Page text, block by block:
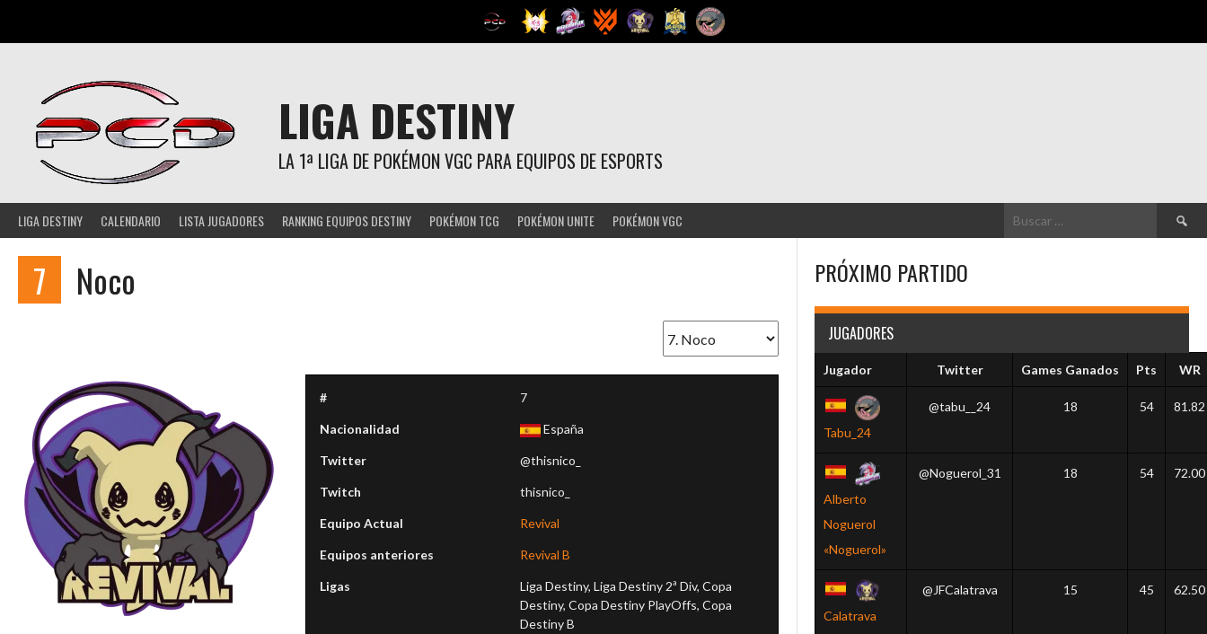
contenido
LIGA DESTINY
LA 1ª LIGA DE POKÉMON VGC PARA EQUIPOS DE ESPORTS
LIGA DESTINY CALENDARIO LISTA JUGADORES RANKING EQUIPOS DESTINY POKÉMON TCG POKÉMON UNITE POKÉMON VGC Buscar:
7 Noco
# 7
Nacionalidad España
Twitter @thisnico_
Twitch thisnico_
Equipo Actual Revival
Equipos anteriores Revival B
Ligas
Liga Destiny, Liga Destiny 2ª Div, Copa
Destiny, Copa Destiny PlayOffs, Copa
Destiny B
PRÓXIMO PARTIDO
JUGADORES
Jugador Twitter Games Ganados Pts WR
Tabu_24
@tabu__24 18 54 81.82
Alberto
Noguerol
«Noguerol»
@Noguerol_31 18 54 72.00
Calatrava
@JFCalatrava 15 45 62.50